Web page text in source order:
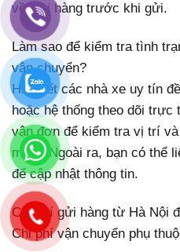
về loại hàng trước khi gửi.
Làm sao để kiểm tra tình
vận chuyển?
Hầu hết các nhà xe uy tín
hoặc hệ thống theo dõi trực
vận đơn để kiểm tra vị trí
mình. Ngoài ra, bạn có thể
để cập nhật thông tin.
Chi phí gửi hàng từ Hà Nội
Chi phí vận chuyển phụ